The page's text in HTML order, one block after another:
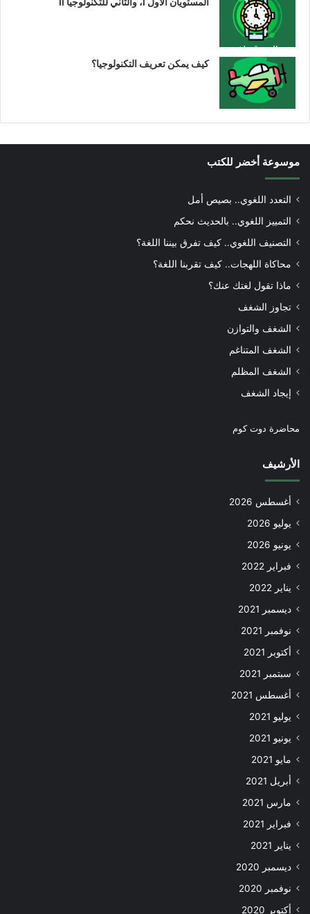
كيف يمكن تعريف التكنولوجيا؟
موسوعة أخضر للكتب
التعدد اللغوي.. بصيص أمل
التمييز اللغوي.. بالحديث نحكم
التصنيف اللغوي.. كيف تفرق بيننا اللغة؟
محاكاة اللهجات.. كيف تقربنا اللغة؟
ماذا تقول لغتك عنك؟
تجاوز الشغف
الشغف والتوازن
الشغف المتناغم
الشغف المظلم
إيجاد الشغف
محاضرة دوت كوم
الأرشيف
أغسطس 2026
يوليو 2026
يونيو 2026
فبراير 2022
يناير 2022
ديسمبر 2021
نوفمبر 2021
أكتوبر 2021
سبتمبر 2021
أغسطس 2021
يوليو 2021
يونيو 2021
مايو 2021
أبريل 2021
مارس 2021
فبراير 2021
يناير 2021
ديسمبر 2020
نوفمبر 2020
أكتوبر 2020